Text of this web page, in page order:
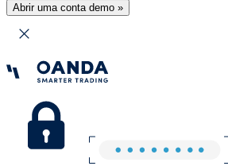
Abrir uma conta demo »